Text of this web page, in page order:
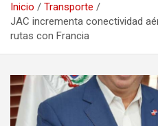
Inicio
Transporte
JAC incrementa conectividad
rutas con Francia